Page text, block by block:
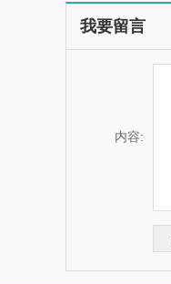
我要留言
内容: